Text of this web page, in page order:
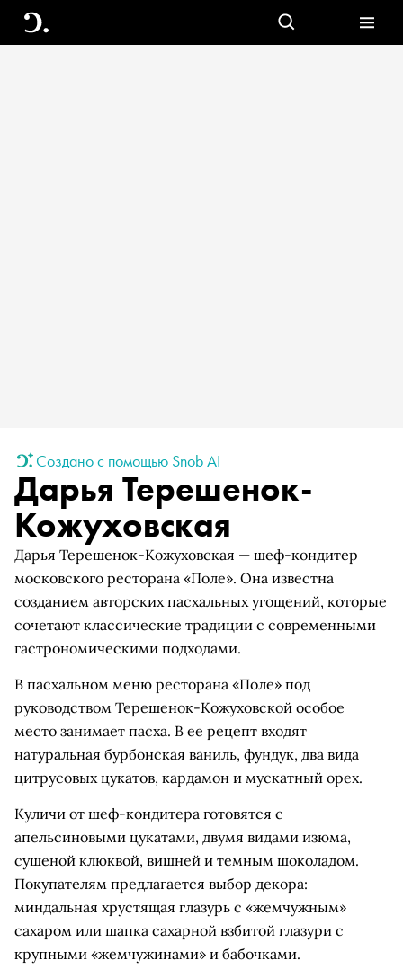
Создано с помощью Snob AI
Дарья Терешенок-
Кожуховская
Дарья Терешенок-Кожуховская — шеф-кондитер
московского ресторана «Поле». Она известна
созданием авторских пасхальных угощений, которые
сочетают классические традиции с современными
гастрономическими подходами.
В пасхальном меню ресторана «Поле» под
руководством Терешенок-Кожуховской особое
место занимает пасха. В ее рецепт входят
натуральная бурбонская ваниль, фундук, два вида
цитрусовых цукатов, кардамон и мускатный орех.
Куличи от шеф-кондитера готовятся с
апельсиновыми цукатами, двумя видами изюма,
сушеной клюквой, вишней и темным шоколадом.
Покупателям предлагается выбор декора:
миндальная хрустящая глазурь с «жемчужным»
сахаром или шапка сахарной взбитой глазури с
крупными «жемчужинами» и бабочками.